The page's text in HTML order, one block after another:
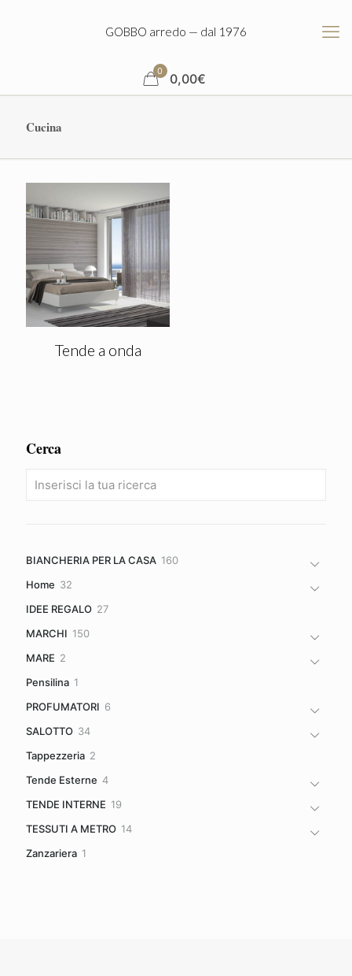
GOBBO arredo — dal 1976
0 0,00€
Cucina
Tende a onda
Cerca
BIANCHERIA PER LA CASA 160160
Home 32
IDEE REGALO 2727
MARCHI 150150
MARE 2
Pensilina 1
PROFUMATORI 6
SALOTTO 3434
Tappezzeria 2
Tende Esterne 44
TENDE INTERNE 1919
TESSUTI A METRO 1414
Zanzariera 1